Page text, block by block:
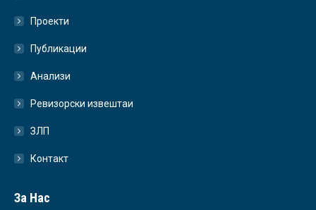
Проекти
Публикации
Анализи
Ревизорски извештаи
ЗЛП
Контакт
За Нас